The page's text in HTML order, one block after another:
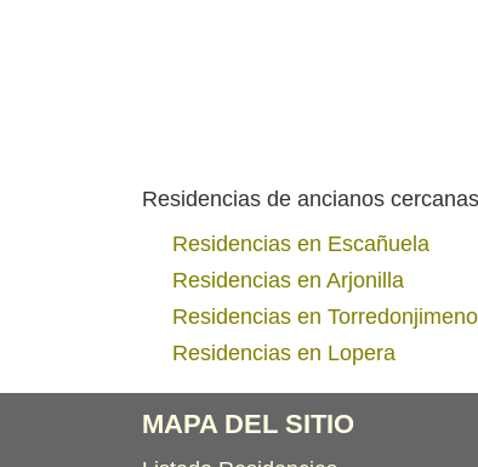
Residencias de ancianos
Residencias en Escañuela
Residencias en Arjonilla
Residencias en Torredonjimeno
Residencias en Lopera
MAPA DEL SITIO